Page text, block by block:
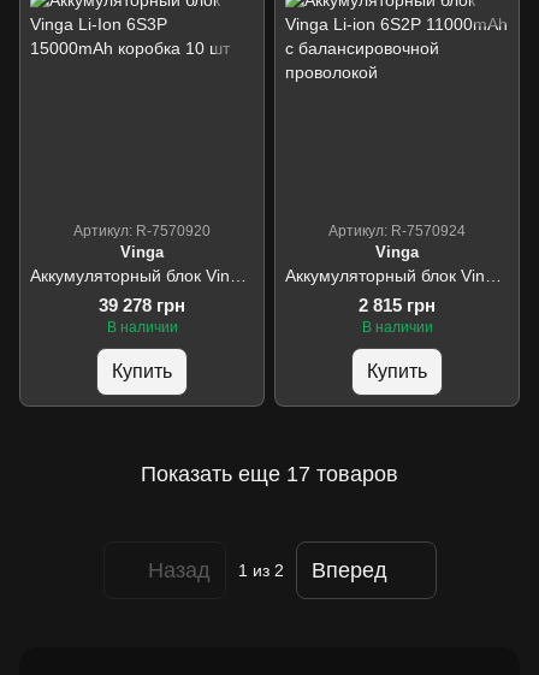
Артикул: R-7570920
Vinga
39 278 грн
В наличии
Купить
Артикул: R-7570924
Vinga
2 815 грн
В наличии
Купить
Показать еще 17 товаров
Назад 1 из 2 Вперед